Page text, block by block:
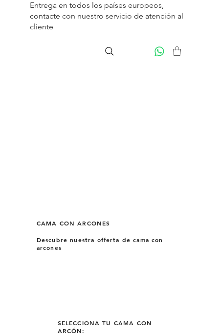
Entrega en todos los países europeos,
contacte con nuestro servicio de atención al
cliente
CAMA CON ARCONES
Descubre nuestra offerta de cama con
arcones
SELECCIONA TU CAMA CON
ARCÓN: